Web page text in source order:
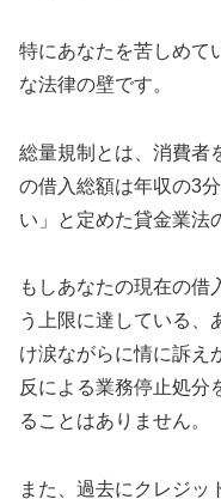
特にあなたを苦しめて
な法律の壁です。
総量規制とは、消費者
の借入総額は年収の3
い」と定めた貸金業法
もしあなたの現在の借
う上限に達している、
け涙ながらに情に訴え
反による業務停止処分
ることはありません。
また、過去にクレジッ